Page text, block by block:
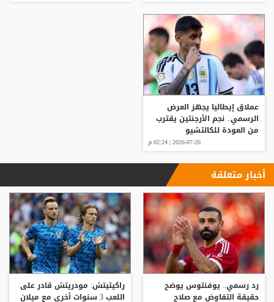
عملاق إيطاليا يجهز العرض
الرسمي.. نجم الأرجنتين يقترب
من العودة للكالتشيو
2026-07-26 | 02:24 م
أخبار متعلقة
رد رسمي.. يوفنتوس يوضح
حقيقة التفاوض مع صلاح
راكيتيتش: مودريتش قادر على
اللعب 3 سنوات أخرى مع ميلان